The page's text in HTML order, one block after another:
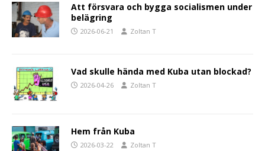
Att försvara och bygga socialismen under
belägring
2026-06-21 Zoltan T
Vad skulle hända med Kuba utan blockad?
2026-04-26 Zoltan T
Hem från Kuba
2026-03-22 Zoltan T